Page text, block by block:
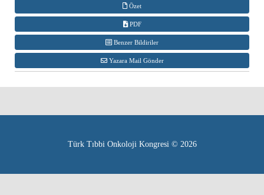
Özet
PDF
Benzer Bildiriler
Yazara Mail Gönder
Türk Tıbbi Onkoloji Kongresi © 2026